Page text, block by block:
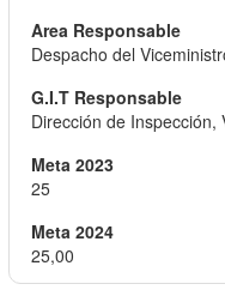
Despacho del
Dirección de Inspección,
25
25,00